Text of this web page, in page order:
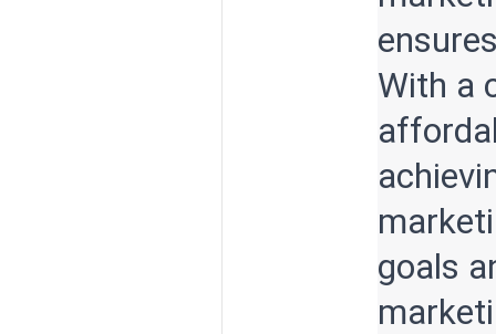
With a
goals